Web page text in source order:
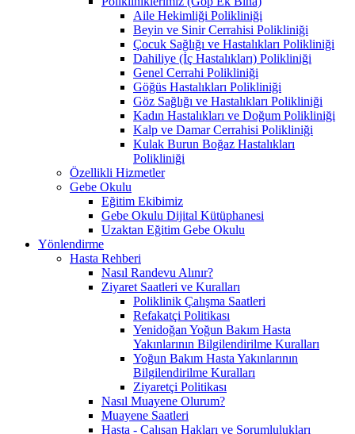
Aile Hekimliği Polikliniği
Beyin ve Sinir Cerrahisi Polikliniği
Çocuk Sağlığı ve Hastalıkları Polikliniği
Dahiliye (İç Hastalıkları) Polikliniği
Genel Cerrahi Polikliniği
Göğüs Hastalıkları Polikliniği
Göz Sağlığı ve Hastalıkları Polikliniği
Kadın Hastalıkları ve Doğum Polikliniği
Kalp ve Damar Cerrahisi Polikliniği
Kulak Burun Boğaz Hastalıkları
Polikliniği
Özellikli Hizmetler
Gebe Okulu
Eğitim Ekibimiz
Gebe Okulu Dijital Kütüphanesi
Uzaktan Eğitim Gebe Okulu
Yönlendirme
Hasta Rehberi
Nasıl Randevu Alınır?
Ziyaret Saatleri ve Kuralları
Poliklinik Çalışma Saatleri
Refakatçi Politikası
Yenidoğan Yoğun Bakım Hasta
Yakınlarının Bilgilendirilme Kuralları
Yoğun Bakım Hasta Yakınlarının
Bilgilendirilme Kuralları
Ziyaretçi Politikası
Nasıl Muayene Olurum?
Muayene Saatleri
Hasta - Çalışan Hakları ve Sorumlulukları